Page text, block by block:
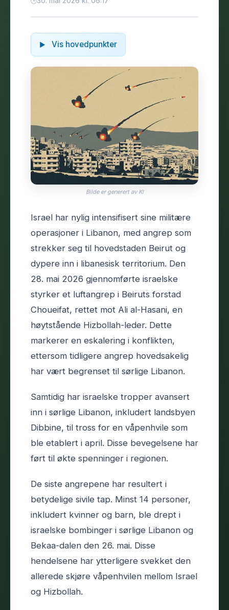
Vis hovedpunkter
Bilde er generert av KI
Israel har nylig intensifisert sine militære
operasjoner i Libanon, med angrep som
strekker seg til hovedstaden Beirut og
dypere inn i libanesisk territorium. Den
28. mai 2026 gjennomførte israelske
styrker et luftangrep i Beiruts forstad
Choueifat, rettet mot Ali al-Hasani, en
høytstående Hizbollah-leder. Dette
markerer en eskalering i konflikten,
ettersom tidligere angrep hovedsakelig
har vært begrenset til sørlige Libanon.
Samtidig har israelske tropper avansert
inn i sørlige Libanon, inkludert landsbyen
Dibbine, til tross for en våpenhvile som
ble etablert i april. Disse bevegelsene har
ført til økte spenninger i regionen.
De siste angrepene har resultert i
betydelige sivile tap. Minst 14 personer,
inkludert kvinner og barn, ble drept i
israelske bombinger i sørlige Libanon og
Bekaa-dalen den 26. mai. Disse
hendelsene har ytterligere svekket den
allerede skjøre våpenhvilen mellom Israel
og Hizbollah.